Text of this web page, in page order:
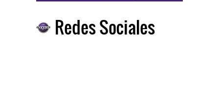
Redes Sociales